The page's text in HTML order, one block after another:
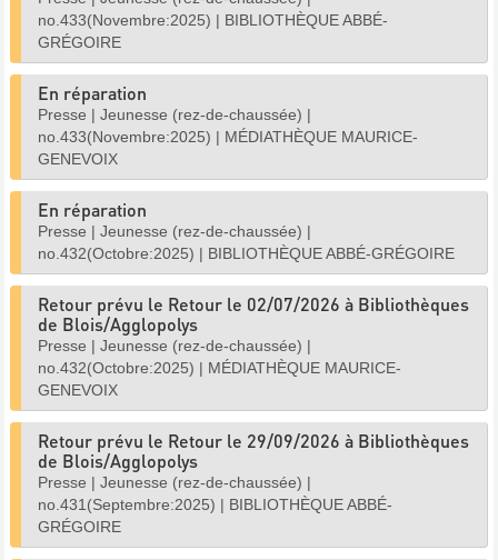
no.433(Novembre:2025) | BIBLIOTHÈQUE ABBÉ-
GRÉGOIRE
En réparation
Presse | Jeunesse (rez-de-chaussée) |
no.433(Novembre:2025) | MÉDIATHÈQUE MAURICE-
GENEVOIX
En réparation
Presse | Jeunesse (rez-de-chaussée) |
no.432(Octobre:2025) | BIBLIOTHÈQUE ABBÉ-GRÉGOIRE
Retour prévu le Retour le 02/07/2026 à Bibliothèques
de Blois/Agglopolys
Presse | Jeunesse (rez-de-chaussée) |
no.432(Octobre:2025) | MÉDIATHÈQUE MAURICE-
GENEVOIX
Retour prévu le Retour le 29/09/2026 à Bibliothèques
de Blois/Agglopolys
Presse | Jeunesse (rez-de-chaussée) |
no.431(Septembre:2025) | BIBLIOTHÈQUE ABBÉ-
GRÉGOIRE